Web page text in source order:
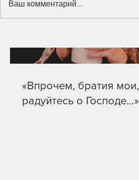
«Впрочем, братия мои,
радуйтесь о Господе...»
Господе...»
Ваш комментарий...